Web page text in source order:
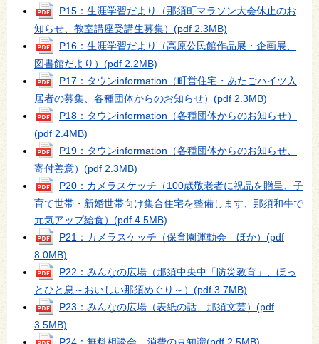
P15：生涯学習だより（那須町マラソン大会休止のお
知らせ、教室講座受講生募集） (pdf 2.3MB)
P16：生涯学習だより（高原公民館作品展・企画展、
図書館だより） (pdf 2.2MB)
P17：タウンinformation（町営住宅・あたごハイツ入
居者の募集、各種団体からのお知らせ） (pdf 2.3MB)
P18：タウンinformation（各種団体からのお知らせ）
(pdf 2.4MB)
P19：タウンinformation（各種団体からのお知らせ、
寄付善意） (pdf 2.3MB)
P20：カメラスケッチ（100歳敬老者に祝品を贈呈、子
育て世帯・新婚世帯向け集合住宅を整備します、那須和牛で
元気アップ給食） (pdf 4.5MB)
P21：カメラスケッチ（保育園運動会 ほか） (pdf
8.0MB)
P22：みんなの広場（那須中央中「防災教育」、ほっ
とひと息～おいしい那須めぐり～） (pdf 3.7MB)
P23：みんなの広場（表紙の話、那須文芸） (pdf
3.5MB)
P24：無料相談会、消費の豆知識(pdf 2.5MB)